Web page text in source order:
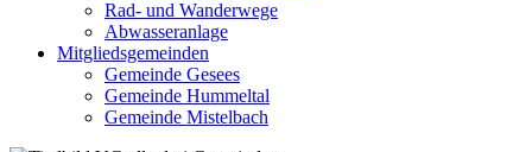
Rad- und Wanderwege
Abwasseranlage
Mitgliedsgemeinden
Gemeinde Gesees
Gemeinde Hummeltal
Gemeinde Mistelbach